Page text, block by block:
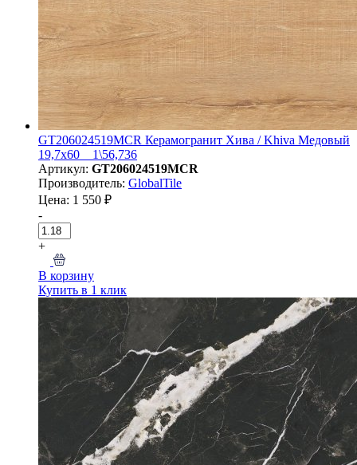
GT206024519MCR Керамогранит Хива / Khiva Медовый
19,7x60 _ 1\56,736
Артикул: GT206024519MCR
Производитель: GlobalTile
Цена: 1 550 ₽
-
+
В корзину
Купить в 1 клик